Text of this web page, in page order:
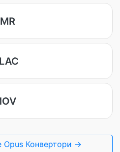
Opus Конвертори →